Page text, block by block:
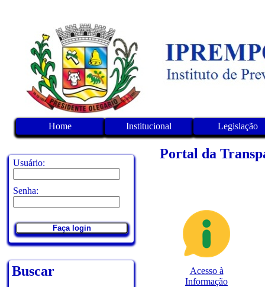
Home Institucional Legislação
Usuário:
Senha:
Faça login
Buscar
Portal da
Acesso à
Informação